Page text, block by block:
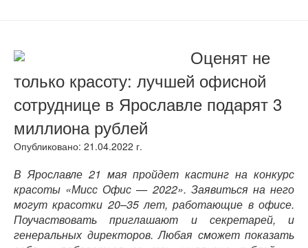
Оценят не
только красоту: лучшей офисной
сотруднице в Ярославле подарят 3
миллиона рублей
Опубликовано: 21.04.2022 г.
В Ярославле 21 мая пройдет кастинг на конкурс
красоты «Мисс Офис — 2022». Заявиться на него
могут красотки 20–35 лет, работающие в офисе.
Поучаствовать приглашают и секретарей, и
генеральных директоров. Любая сможет показать